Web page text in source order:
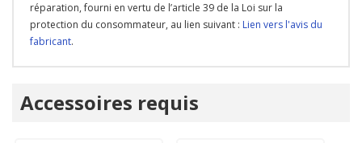
réparation, fourni en vertu de l’article 39 de la Loi sur la
protection du consommateur, au lien suivant : Lien vers l'avis du
fabricant.
Accessoires requis